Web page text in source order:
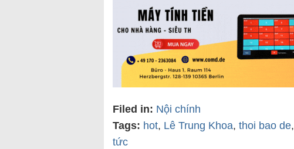
Filed in: Nội chính
Tags: hot, Lê Trung Khoa, thoi bao de,
tức